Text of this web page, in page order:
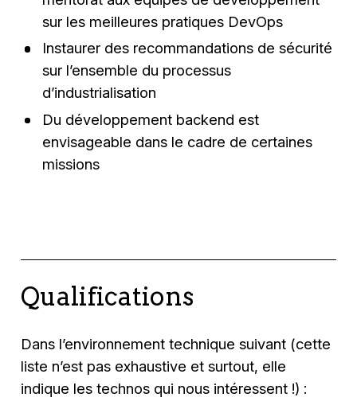
sur les meilleures pratiques DevOps
Instaurer des recommandations de sécurité
sur l’ensemble du processus
d’industrialisation
Du développement backend est
envisageable dans le cadre de certaines
missions
Qualifications
Dans l’environnement technique suivant (cette
liste n’est pas exhaustive et surtout, elle
indique les technos qui nous intéressent !) :